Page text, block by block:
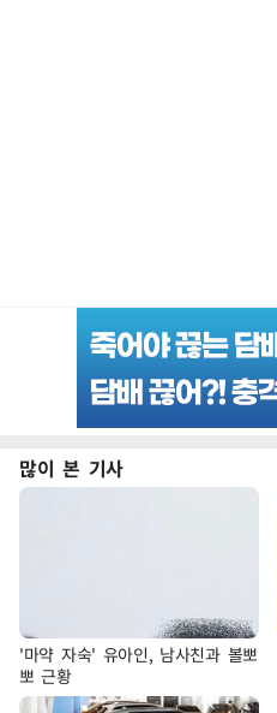
많이 본 기사
'마약 자숙' 유아인, 남사친과 볼뽀
뽀 근황